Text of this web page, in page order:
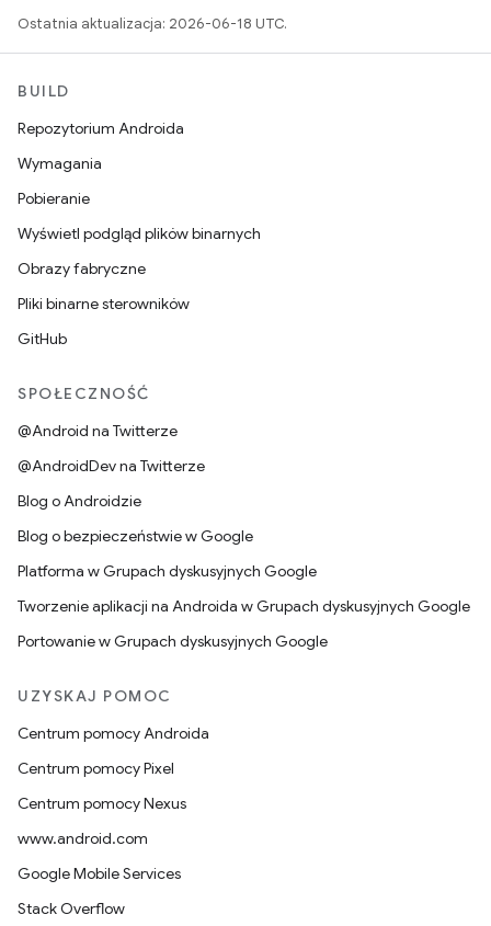
Ostatnia aktualizacja: 2026-06-18 UTC.
BUILD
Repozytorium Androida
Wymagania
Pobieranie
Wyświetl podgląd plików binarnych
Obrazy fabryczne
Pliki binarne sterowników
GitHub
SPOŁECZNOŚĆ
@Android na Twitterze
@AndroidDev na Twitterze
Blog o Androidzie
Blog o bezpieczeństwie w Google
Platforma w Grupach dyskusyjnych Google
Tworzenie aplikacji na Androida w Grupach dyskusyjnych Google
Portowanie w Grupach dyskusyjnych Google
UZYSKAJ POMOC
Centrum pomocy Androida
Centrum pomocy Pixel
Centrum pomocy Nexus
www.android.com
Google Mobile Services
Stack Overflow